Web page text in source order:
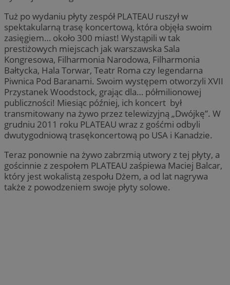
Tuż po wydaniu płyty zespół PLATEAU ruszył w
spektakularną trasę koncertową, która objęła swoim
zasięgiem… około 300 miast! Wystąpili w tak
prestiżowych miejscach jak warszawska Sala
Kongresowa, Filharmonia Narodowa, Filharmonia
Bałtycka, Hala Torwar, Teatr Roma czy legendarna
Piwnica Pod Baranami. Swoim występem otworzyli XVII
Przystanek Woodstock, grając dla… półmilionowej
publiczności! Miesiąc później, ich koncert był
transmitowany na żywo przez telewizyjną „Dwójkę”. W
grudniu 2011 roku PLATEAU wraz z gośćmi odbyli
dwutygodniową trasękoncertową po USA i Kanadzie.
Teraz ponownie na żywo zabrzmią utwory z tej płyty, a
gościnnie z zespołem PLATEAU zaśpiewa Maciej Balcar,
który jest wokalistą zespołu Dżem, a od lat nagrywa
także z powodzeniem swoje płyty solowe.